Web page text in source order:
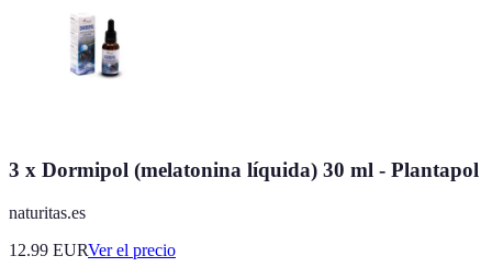
3 x Dormipol (melatonina líquida) 30 ml - Plantapol
naturitas.es
12.99 EURVer el precio